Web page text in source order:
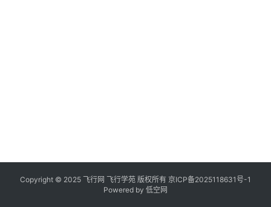
Copyright © 2025 飞行网 飞行学苑 版权所有 京ICP备2025118631号-1
Powered by 低空网